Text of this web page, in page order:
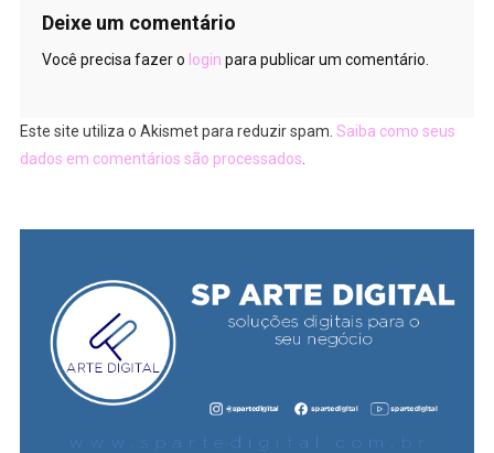
Deixe um comentário
Você precisa fazer o login para publicar um comentário.
Este site utiliza o Akismet para reduzir spam. Saiba como seus
dados em comentários são processados